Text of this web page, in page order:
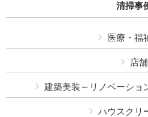
清掃事
医療・福
店舗
建築美装～リノベーショ
ハウスクリ